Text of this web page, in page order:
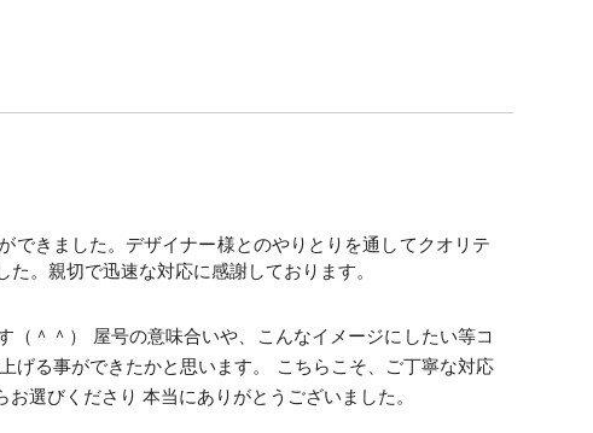
きました。デザイナー様とのやりとりを通してクオリテ
。親切で迅速な対応に感謝しております。
＾＾） 屋号の意味合いや、こんなイメージにしたい等コ
げる事ができたかと思います。 こちらこそ、ご丁寧な対応
選びくださり 本当にありがとうございました。